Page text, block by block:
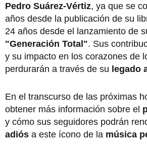
Pedro Suárez-Vértiz, ya que se
años desde la publicación de su
24 años desde el lanzamiento de
"Generación Total". Sus
y su impacto en los corazones de
perdurarán a través de su legado
En el transcurso de las próximas
obtener más información sobre el
y cómo sus seguidores podrán
adiós a este ícono de la música